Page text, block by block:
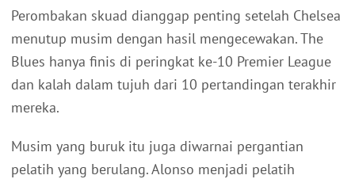
Perombakan skuad dianggap penting setelah Chelsea
menutup musim dengan hasil mengecewakan. The
Blues hanya finis di peringkat ke-10 Premier League
dan kalah dalam tujuh dari 10 pertandingan terakhir
mereka.
Musim yang buruk itu juga diwarnai pergantian
pelatih yang berulang. Alonso menjadi pelatih